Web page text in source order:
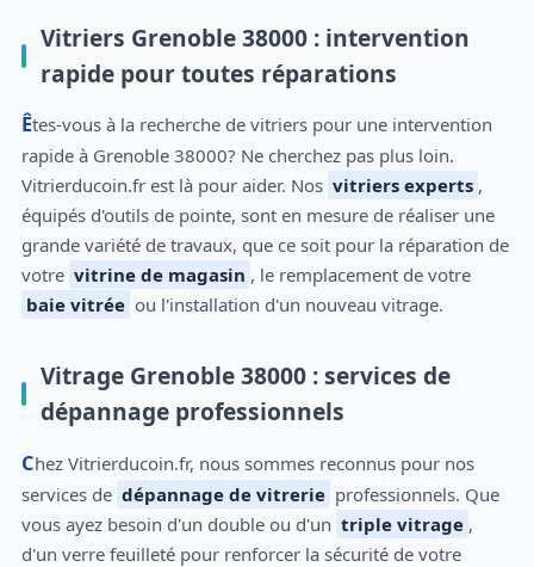
Vitriers Grenoble 38000 : intervention
rapide pour toutes réparations
Êtes-vous à la recherche de vitriers pour une intervention
rapide à Grenoble 38000? Ne cherchez pas plus loin.
Vitrierducoin.fr est là pour aider. Nos vitriers experts ,
équipés d'outils de pointe, sont en mesure de réaliser une
grande variété de travaux, que ce soit pour la réparation de
votre vitrine de magasin , le remplacement de votre
baie vitrée ou l'installation d'un nouveau vitrage.
Vitrage Grenoble 38000 : services de
dépannage professionnels
Chez Vitrierducoin.fr, nous sommes reconnus pour nos
services de dépannage de vitrerie professionnels. Que
vous ayez besoin d'un double ou d'un triple vitrage ,
d'un verre feuilleté pour renforcer la sécurité de votre